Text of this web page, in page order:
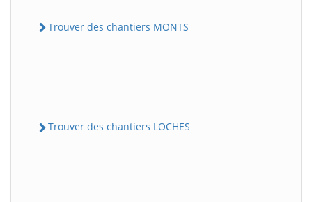
Trouver des chantiers MONTS
Trouver des chantiers LOCHES